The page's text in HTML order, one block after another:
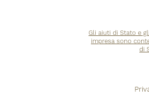
Gli aiuti di Stato e
impresa sono
di
Pr